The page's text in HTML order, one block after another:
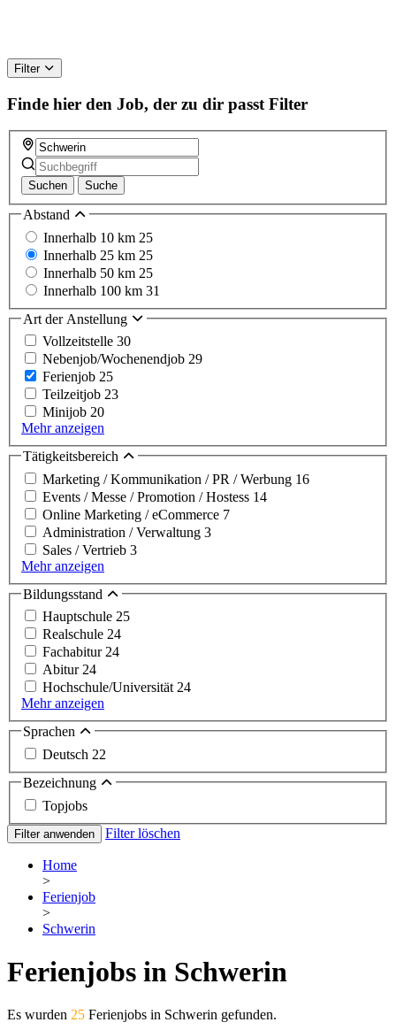
Filter
Finde hier den Job, der zu dir passt Filter
Suchen Suche
Abstand
Innerhalb 10 km 25
Innerhalb 25 km 25
Innerhalb 50 km 25
Innerhalb 100 km 31
Art der Anstellung
Vollzeitstelle 30
Nebenjob/Wochenendjob 29
Ferienjob 25
Teilzeitjob 23
Minijob 20
Mehr anzeigen
Tätigkeitsbereich
Marketing / Kommunikation / PR / Werbung 16
Events / Messe / Promotion / Hostess 14
Online Marketing / eCommerce 7
Administration / Verwaltung 3
Sales / Vertrieb 3
Mehr anzeigen
Bildungsstand
Hauptschule 25
Realschule 24
Fachabitur24
Abitur24
Hochschule/Universität24
Mehr anzeigen
Sprachen
Deutsch 22
Bezeichnung
Topjobs
Filter anwenden Filter löschen
Home
>
Ferienjob
>
Schwerin
Ferienjobs in Schwerin
Es wurden 25 Ferienjobs in Schwerin gefunden.